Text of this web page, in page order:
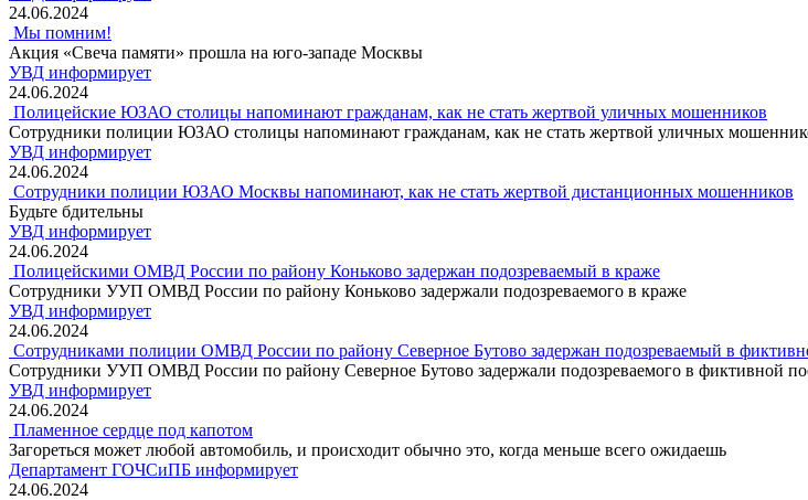
24.06.2024
Мы помним!
Акция «Свеча памяти» прошла на юго-западе Москвы
УВД информирует
24.06.2024
Полицейские ЮЗАО столицы напоминают гражданам, как не стать жертвой уличных мошенников
Сотрудники полиции ЮЗАО столицы напоминают гражданам, как не стать жертвой уличных
УВД информирует
24.06.2024
Сотрудники полиции ЮЗАО Москвы напоминают, как не стать жертвой дистанционных мошенников
Будьте бдительны
УВД информирует
24.06.2024
Полицейскими ОМВД России по району Коньково задержан подозреваемый в краже
Сотрудники УУП ОМВД России по району Коньково задержали подозреваемого в краже
УВД информирует
24.06.2024
Сотрудниками полиции ОМВД России по району Северное Бутово задержан подозреваемый в
Сотрудники УУП ОМВД России по району Северное Бутово задержали подозреваемого в фиктивной
УВД информирует
24.06.2024
Пламенное сердце под капотом
Загореться может любой автомобиль, и происходит обычно это, когда меньше всего ожидаешь
Департамент ГОЧСиПБ информирует
24.06.2024